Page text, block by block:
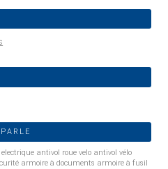
electrique antivol roue velo antivol vélo
armoire à documents armoire à fusil